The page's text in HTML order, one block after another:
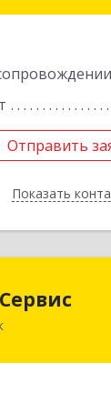
Отправить
Показать
Отправить
Назад
Мансийский